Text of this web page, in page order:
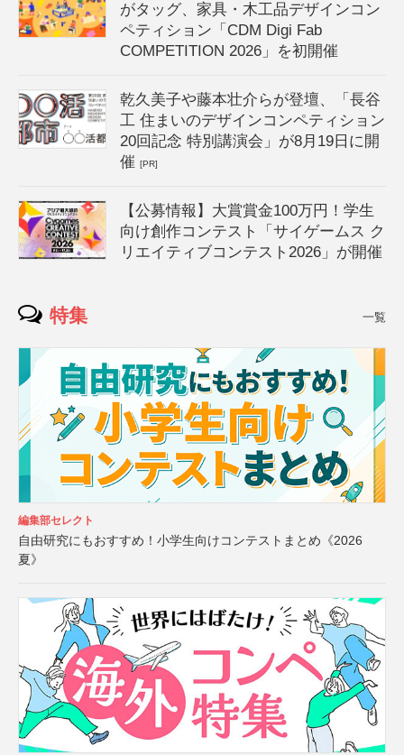
がタッグ、家具・木工品デザインコン
ペティション「CDM Digi Fab
COMPETITION 2026」を初開催
乾久美子や藤本壮介らが登壇、「長谷
工 住まいのデザインコンペティション
20回記念 特別講演会」が8月19日に開
催[PR]
【公募情報】大賞賞金100万円！学生
向け創作コンテスト「サイゲームス ク
リエイティブコンテスト2026」が開催
特集 一覧
編集部セレクト
自由研究にもおすすめ！小学生向けコンテストまとめ《2026
夏》